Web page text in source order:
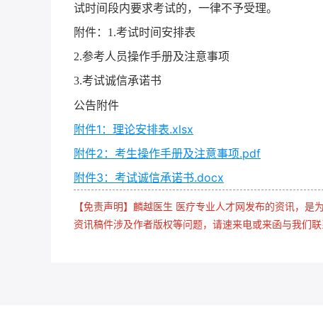
试时间段内要求考试的，一律不予受理。
附件： 1.考试时间安排表
2.参考人员操作手册及注意事项
3.考试诚信承诺书
公告附件
附件1：理论安排表.xlsx
附件2：考生操作手册及注意事项.pdf
附件3：考试诚信承诺书.docx
【免责声明】麟越医生 医疗专业人才网发布的资讯，
资讯稿件涉及作者版权等问题，请速来电或来函与我们联